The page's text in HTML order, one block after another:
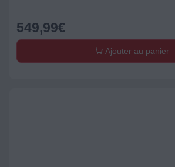
549,99€
Ajouter au panier